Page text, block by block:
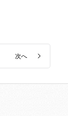
次へ